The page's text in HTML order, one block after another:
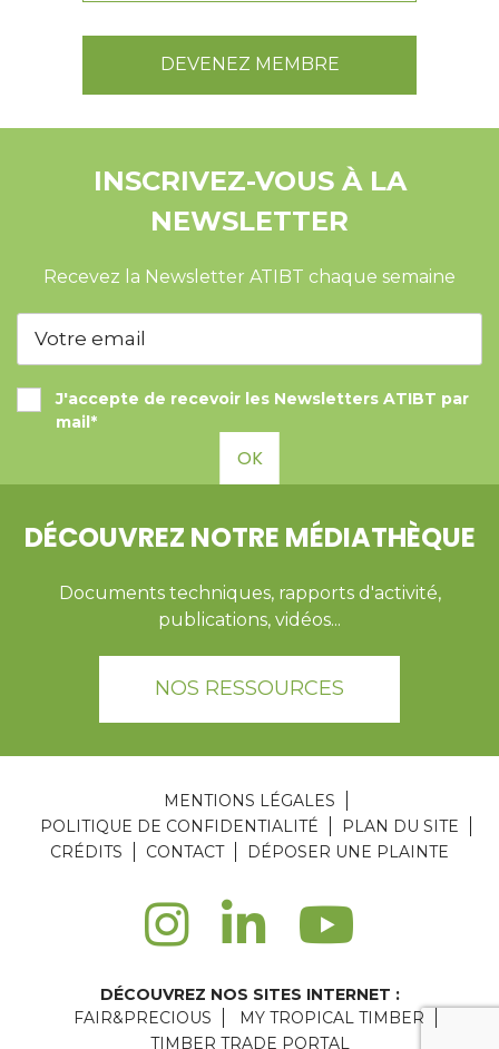
DEVENEZ MEMBRE
INSCRIVEZ-VOUS À LA
NEWSLETTER
Recevez la Newsletter ATIBT chaque semaine
J'accepte de recevoir les Newsletters ATIBT par
mail*
OK
DÉCOUVREZ NOTRE MÉDIATHÈQUE
Documents techniques, rapports d'activité,
publications, vidéos...
NOS RESSOURCES
MENTIONS LÉGALES
POLITIQUE DE CONFIDENTIALITÉ
PLAN DU SITE
CRÉDITS
CONTACT DÉPOSER UNE PLAINTE
DÉCOUVREZ NOS SITES INTERNET :
FAIR&PRECIOUS
MY TROPICAL TIMBER
TIMBER TRADE PORTAL